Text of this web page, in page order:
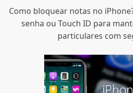
Como bloquear notas no
senha ou Touch ID para
particulares com